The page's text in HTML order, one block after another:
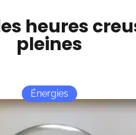
heures
pleines
Énergies